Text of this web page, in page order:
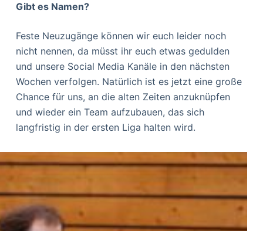
Gibt es Namen?
Feste Neuzugänge können wir euch leider noch
nicht nennen, da müsst ihr euch etwas gedulden
und unsere Social Media Kanäle in den nächsten
Wochen verfolgen. Natürlich ist es jetzt eine große
Chance für uns, an die alten Zeiten anzuknüpfen
und wieder ein Team aufzubauen, das sich
langfristig in der ersten Liga halten wird.